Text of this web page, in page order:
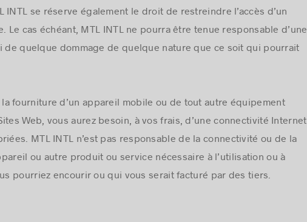
se réserve également le droit de restreindre l’accès d’un
Le cas échéant, MTL INTL ne pourra être tenue responsable d’une
quelque dommage de quelque nature que ce soit qui pourrait
fourniture d’un appareil mobile ou de tout autre équipement
Web, vous aurez besoin, à vos frais, d’une connectivité Internet
MTL INTL n’est pas responsable de la connectivité ou de la
ou autre produit ou service nécessaire à l’utilisation ou à
pourriez encourir ou qui vous serait facturé par des tiers.